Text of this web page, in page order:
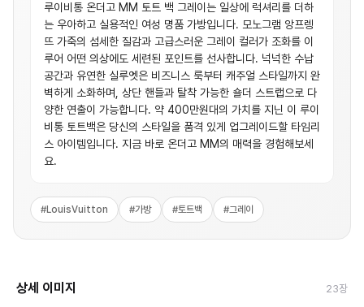
루이비통 온더고 MM 토트 백 그레이는 일상에 럭셔리를 더하
는 우아하고 실용적인 여성 명품 가방입니다. 모노그램 앙프렝
뜨 가죽의 섬세한 질감과 고급스러운 그레이 컬러가 조화를 이
루어 어떤 의상에도 세련된 포인트를 선사합니다. 넉넉한 수납
공간과 유연한 실루엣은 비즈니스 룩부터 캐주얼 스타일까지 완
벽하게 소화하며, 상단 핸들과 탈착 가능한 숄더 스트랩으로 다
양한 연출이 가능합니다. 약 400만원대의 가치를 지닌 이 루이
비통 토트백은 당신의 스타일을 품격 있게 업그레이드할 타임리
스 아이템입니다. 지금 바로 온더고 MM의 매력을 경험해보세
요.
#LouisVuitton #가방 #토트백 #그레이
상세 이미지 23장